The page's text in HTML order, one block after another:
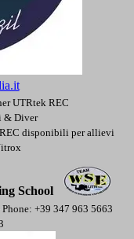
UTRtek REC
& Diver
disponibili per allievi
School
Phone: +39 347 963 5663